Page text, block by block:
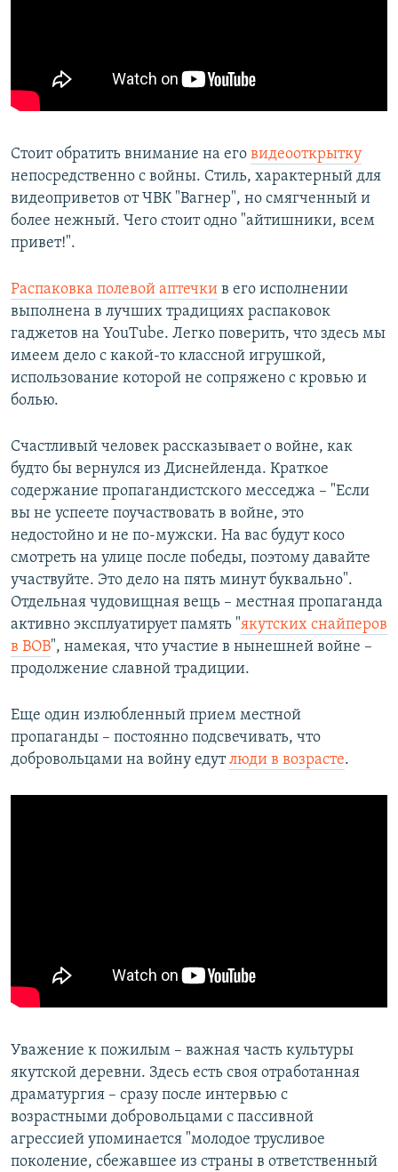
Стоит обратить внимание на его видеооткрытку
непосредственно с войны. Стиль, характерный для
видеоприветов от ЧВК "Вагнер", но смягченный и
более нежный. Чего стоит одно "айтишники, всем
привет!".
Распаковка полевой аптечки в его исполнении
выполнена в лучших традициях распаковок
гаджетов на YouTube. Легко поверить, что здесь мы
имеем дело с какой-то классной игрушкой,
использование которой не сопряжено с кровью и
болью.
Счастливый человек рассказывает о войне, как
будто бы вернулся из Диснейленда. Краткое
содержание пропагандистского месседжа – "Если
вы не успеете поучаствовать в войне, это
недостойно и не по-мужски. На вас будут косо
смотреть на улице после победы, поэтому давайте
участвуйте. Это дело на пять минут буквально".
Отдельная чудовищная вещь – местная пропаганда
активно эксплуатирует память "якутских снайперов
в ВОВ", намекая, что участие в нынешней войне –
продолжение славной традиции.
Еще один излюбленный прием местной
пропаганды – постоянно подсвечивать, что
добровольцами на войну едутлюди в возрасте.
Уважение к пожилым – важная часть культуры
якутской деревни. Здесь есть своя отработанная
драматургия – сразу после интервью с
возрастными добровольцами с пассивной
агрессией упоминается "молодое трусливое
поколение, сбежавшее из страны в ответственный